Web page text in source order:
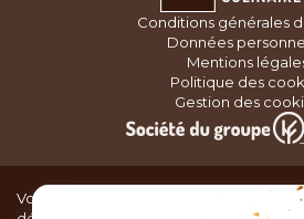
Conditions générales
Données
Mentions
Politique des
Gestion des
Vous recherchez du matériel de